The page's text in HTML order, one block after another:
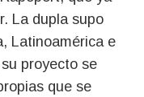
La dupla supo
Latinoamérica e
proyecto se
que se